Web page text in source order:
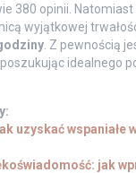
380 opinii. Natomiast
wyjątkowej
. Z pewnością
idealnego
uzyskać wspaniałe
jak